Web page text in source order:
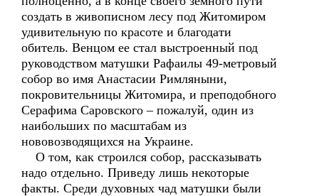
создать в живописном лесу под Житомиром
удивительную по красоте и благодати
обитель. Венцом ее стал выстроенный под
руководством матушки Рафаилы 49-метровый
собор во имя Анастасии Римляныни,
покровительницы Житомира, и преподобного
Серафима Саровского – пожалуй, один из
наибольших по масштабам из
нововозводящихся на Украине.
О том, как строился собор, рассказывать
надо отдельно. Приведу лишь некоторые
факты. Среди духовных чад матушки были